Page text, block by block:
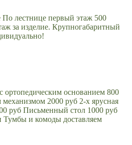
По лестнице первый этаж 500
за изделие. Крупногабаритный
ортопедическим основанием 800
2000 руб 2-х ярусная
руб Письменный стол 1000 руб
и комоды доставляем